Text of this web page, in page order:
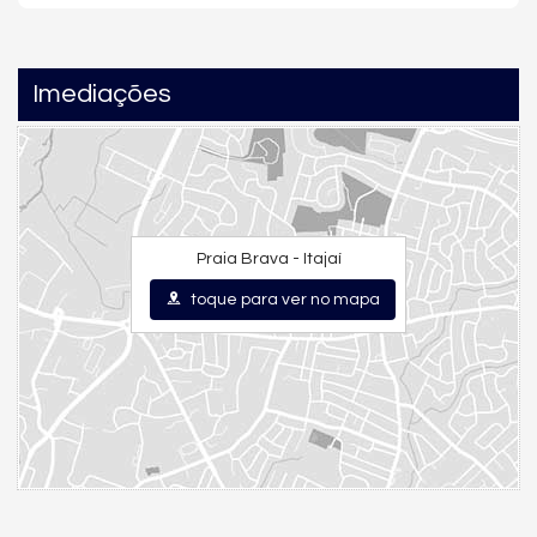
Características do Imóvel
Aquecimento de Água
Churrasqueira
Piso Porcelanato
Piso Vinílico
Infra para Ar Split
Andar Alto
Acabamento em Gesso
Fechadura Eletrônica
Área de Serviço
Living
Sacada / Varanda
Sacada com Churrasqueira
Sala de Estar
Sala de Jantar
Cozinha
Lavabo
Sacada Técnica
Imediações
Praia Brava - Itajaí
toque para ver no mapa